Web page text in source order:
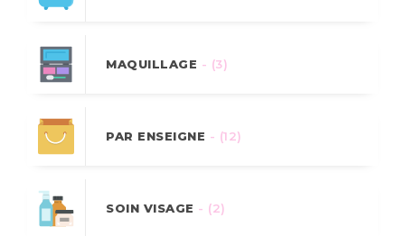
MAQUILLAGE - (3)
PAR ENSEIGNE - (12)
SOIN VISAGE - (2)